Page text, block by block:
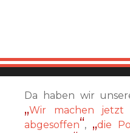
Da haben wir
Wir machen jetzt
abgesoffen , die